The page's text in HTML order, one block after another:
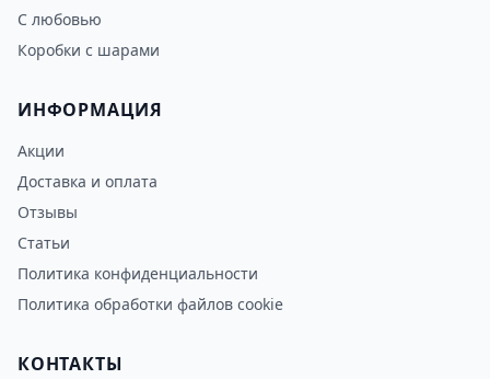
С любовью
Коробки с шарами
ИНФОРМАЦИЯ
Акции
Доставка и оплата
Отзывы
Статьи
Политика конфиденциальности
Политика обработки файлов cookie
КОНТАКТЫ